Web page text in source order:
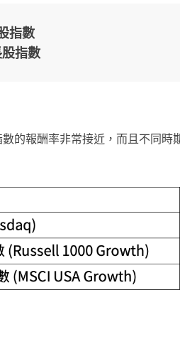
指數
指數
的報酬率非常接近，而且不同時